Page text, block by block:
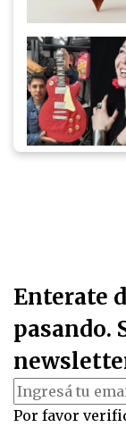
Enterate
pasando.
Por favor